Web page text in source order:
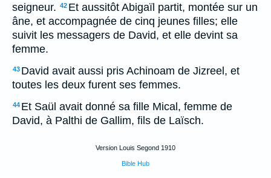
seigneur. 42 Et aussitôt Abigaïl partit, montée sur un
âne, et accompagnée de cinq jeunes filles; elle
suivit les messagers de David, et elle devint sa
femme.
43 David avait aussi pris Achinoam de Jizreel, et
toutes les deux furent ses femmes.
44 Et Saül avait donné sa fille Mical, femme de
David, à Palthi de Gallim, fils de Laïsch.
Version Louis Segond 1910
Bible Hub